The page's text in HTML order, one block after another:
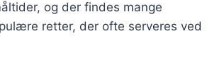
og der findes mange
retter, der ofte serveres ved